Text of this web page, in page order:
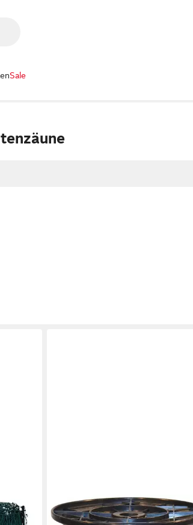
Sale
KERBL
Weidenzaun Kerbl Original Steuer-